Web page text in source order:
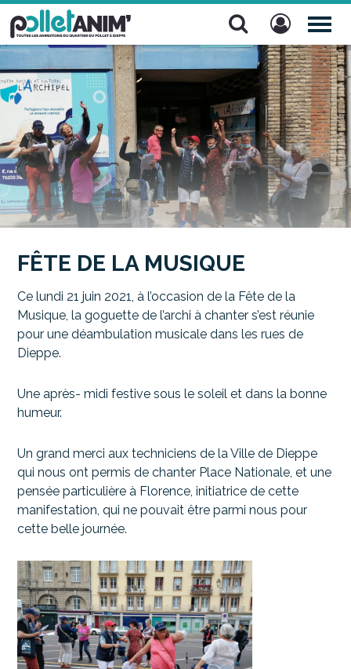
Pollet Anim'
FÊTE DE LA MUSIQUE
Ce lundi 21 juin 2021, à l’occasion de la Fête de la
Musique, la goguette de l’archi à chanter s’est réunie
pour une déambulation musicale dans les rues de
Dieppe.
Une après- midi festive sous le soleil et dans la bonne
humeur.
Un grand merci aux techniciens de la Ville de Dieppe
qui nous ont permis de chanter Place Nationale, et une
pensée particulière à Florence, initiatrice de cette
manifestation, qui ne pouvait être parmi nous pour
cette belle journée.